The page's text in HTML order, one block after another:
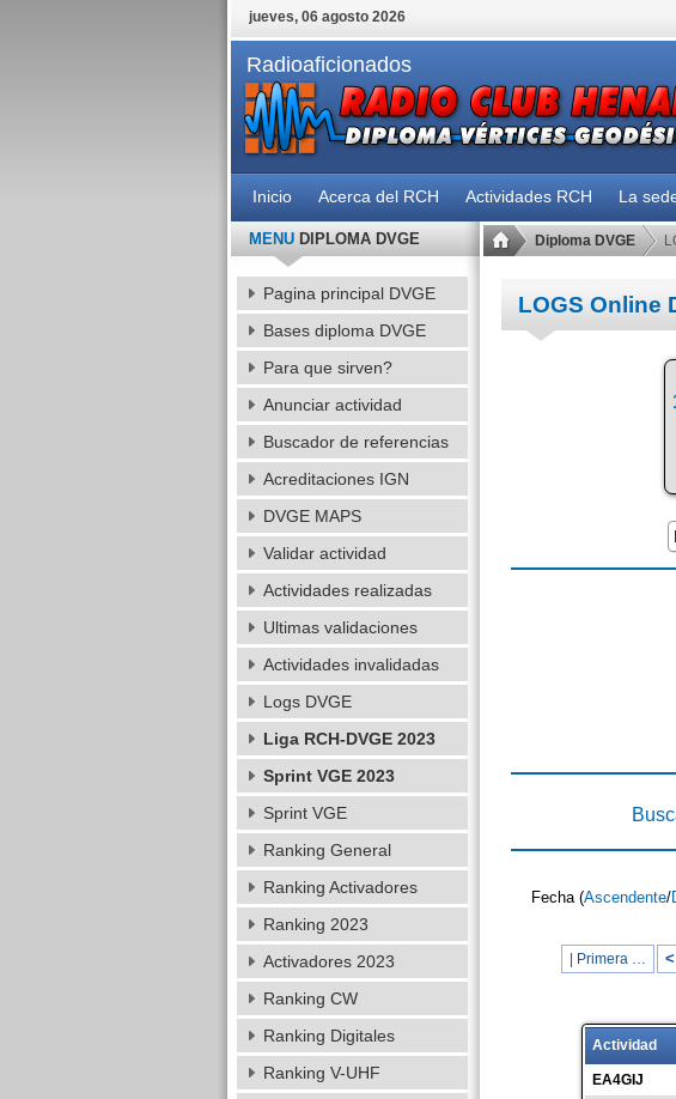
jueves, 06 agosto 2026
Radioaficionados
Inicio Acerca del RCH Actividades RCH La
Diploma DVGE
LOGS Online
Fecha (Ascendente/
| Primera …
Actividad
EA4GIJ
MENUDIPLOMA DVGE
Pagina principal DVGE
Bases diploma DVGE
Para que sirven?
Anunciar actividad
Buscador de referencias
Acreditaciones IGN
DVGE MAPS
Validar actividad
Actividades realizadas
Ultimas validaciones
Actividades invalidadas
Logs DVGE
Liga RCH-DVGE 2023
Sprint VGE 2023
Sprint VGE
Ranking General
Ranking Activadores
Ranking 2023
Activadores 2023
Ranking CW
Ranking Digitales
Ranking V-UHF